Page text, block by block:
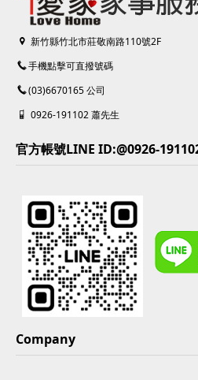
新竹縣竹北市莊敬南路110號2F
手機點擊可直撥號碼
(03)6670165 公司
0926-191102 蕭先生
官方帳號LINE ID:@0926-
Company